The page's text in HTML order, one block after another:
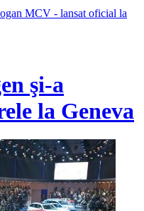
MCV - lansat oficial la
şi-a
la Geneva